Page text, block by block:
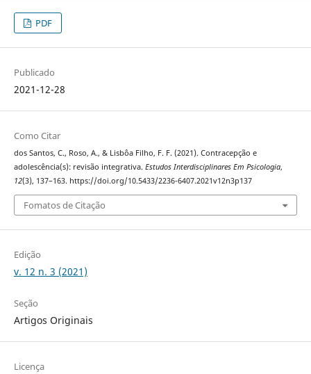
PDF
Publicado
2021-12-28
Como Citar
dos Santos, C., Roso, A., & Lisbôa Filho, F. F. (2021). Contracepção e
adolescência(s): revisão integrativa. Estudos Interdisciplinares Em Psicologia,
12(3), 137–163. https://doi.org/10.5433/2236-6407.2021v12n3p137
Fomatos de Citação
Edição
v. 12 n. 3 (2021)
Seção
Artigos Originais
Licença